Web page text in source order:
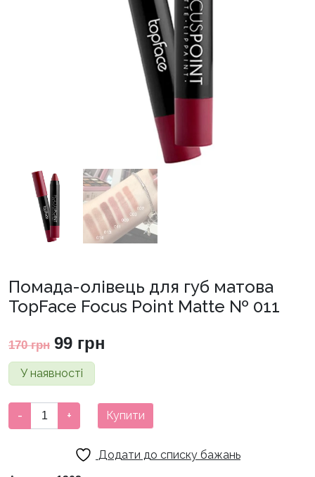
Помада-олівець для губ матова
TopFace Focus Point Matte № 011
170грн Оригінальна
ціна:
99 грн
У наявності
Помада-
олівець
- + Купити
Додати до списку бажань